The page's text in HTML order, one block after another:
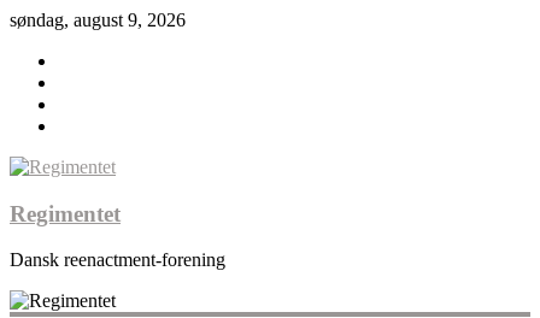
søndag, august 9, 2026
Regimentet
Dansk reenactment-forening